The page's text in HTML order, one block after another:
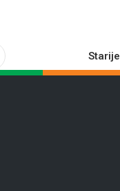
Starije